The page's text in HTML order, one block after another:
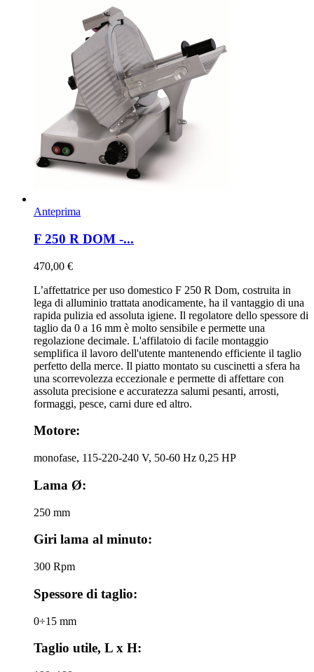
Anteprima
F 250 R DOM -...
470,00 €
L’affettatrice per uso domestico F 250 R Dom, costruita in
lega di alluminio trattata anodicamente, ha il vantaggio di una
rapida pulizia ed assoluta igiene. Il regolatore dello spessore di
taglio da 0 a 16 mm è molto sensibile e permette una
regolazione decimale. L'affilatoio di facile montaggio
semplifica il lavoro dell'utente mantenendo efficiente il taglio
perfetto della merce. Il piatto montato su cuscinetti a sfera ha
una scorrevolezza eccezionale e permette di affettare con
assoluta precisione e accuratezza salumi pesanti, arrosti,
formaggi, pesce, carni dure ed altro.
Motore:
monofase, 115-220-240 V, 50-60 Hz 0,25 HP
Lama Ø:
250 mm
Giri lama al minuto:
300 Rpm
Spessore di taglio:
0÷15 mm
Taglio utile, L x H: